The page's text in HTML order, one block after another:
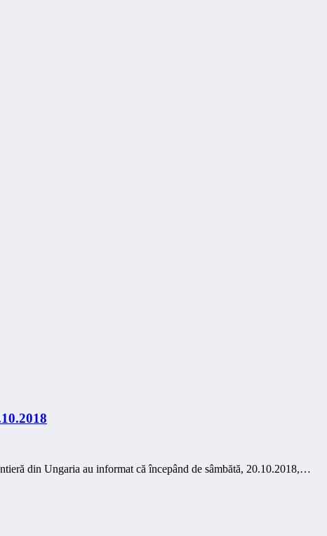
din Ungaria au informat că începând de sâmbătă, 20.10.2018,…